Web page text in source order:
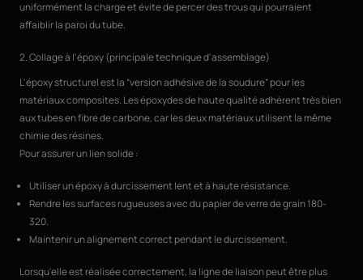
uniformément la charge et évite de percer des trous qui pourraient
affaiblir la paroi du tube.
2. Collage à l'époxy (principale technique d'assemblage)
L'époxy structurel est la “version adhésive de la soudure” pour les
matériaux composites. Les époxydes de haute qualité adhèrent très bien
aux tubes en fibre de carbone, car les deux matériaux utilisent la même
chimie des résines.
Pour assurer un lien solide :
Utiliser un époxy à durcissement lent et à haute résistance.
Rendre les surfaces rugueuses avec du papier de verre de grain 180-
320.
Maintenir un alignement correct pendant le durcissement.
Lorsqu'elle est réalisée correctement, la ligne de liaison peut être plus